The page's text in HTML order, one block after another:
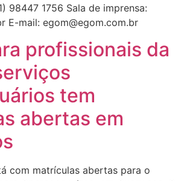
98447 1756 Sala de imprensa:
E-mail: egom@egom.com.br
profissionais da
tem
abertas em
com matrículas abertas para o